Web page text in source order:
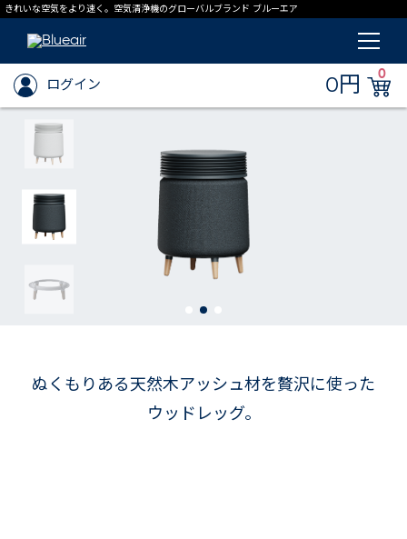
きれいな空気をより速く。空気清浄機のグローバルブランド ブルーエア
ログイン 0円
0
ぬくもりある天然木アッシュ材を贅沢に使った
ウッドレッグ。